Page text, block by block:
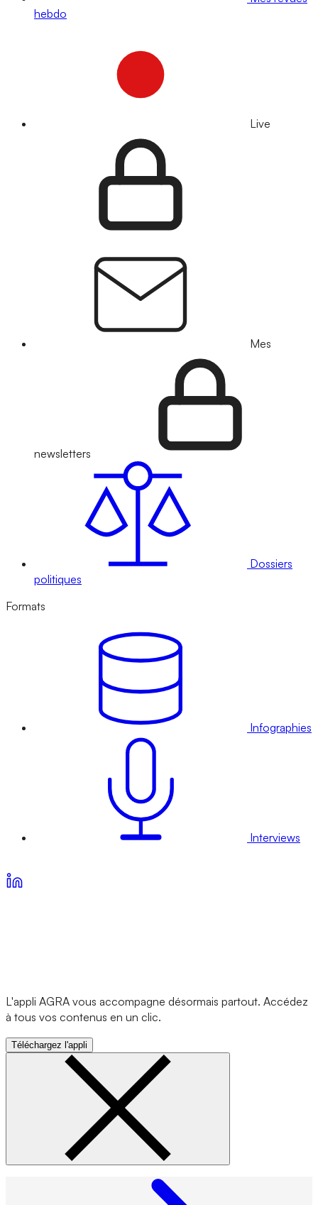
hebdo
Live
Mes
newsletters
Dossiers
politiques
Formats
Infographies
Interviews
L'appli AGRA vous accompagne désormais partout. Accédez
à tous vos contenus en un clic.
Téléchargez l'appli